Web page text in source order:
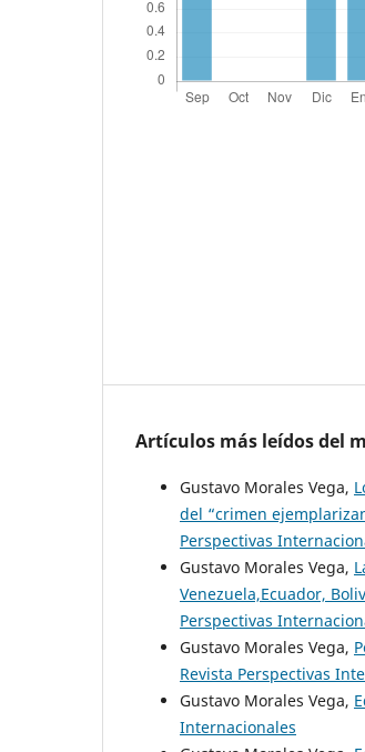
Artículos más leídos del
Gustavo Morales Vega,
del “crimen
Perspectivas
Gustavo Morales Vega,
Venezuela,Ecuador,
Perspectivas
Gustavo Morales Vega,
Revista Perspectivas
Gustavo Morales Vega,
Internacionales